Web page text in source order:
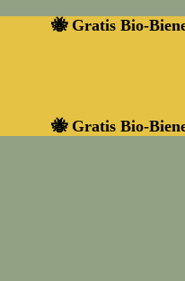
🐝 Gratis Bio-
🐝 Gratis Bio-